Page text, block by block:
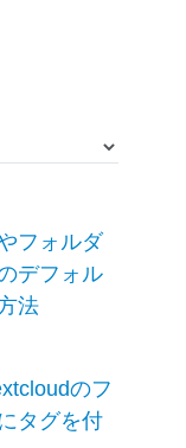
フォルダ
デフォル
法
のフ
タグを付